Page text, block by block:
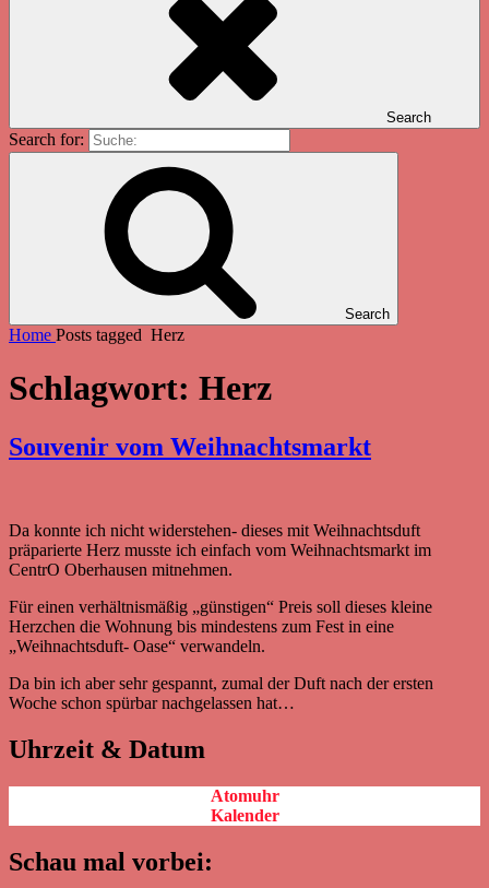
Search
Search for:
Search
Home Posts tagged Herz
Schlagwort: Herz
Souvenir vom Weihnachtsmarkt
Da konnte ich nicht widerstehen- dieses mit Weihnachtsduft
präparierte Herz musste ich einfach vom Weihnachtsmarkt im
CentrO Oberhausen mitnehmen.
Für einen verhältnismäßig „günstigen“ Preis soll dieses kleine
Herzchen die Wohnung bis mindestens zum Fest in eine
„Weihnachtsduft- Oase“ verwandeln.
Da bin ich aber sehr gespannt, zumal der Duft nach der ersten
Woche schon spürbar nachgelassen hat…
Uhrzeit & Datum
Atomuhr
Kalender
Schau mal vorbei: